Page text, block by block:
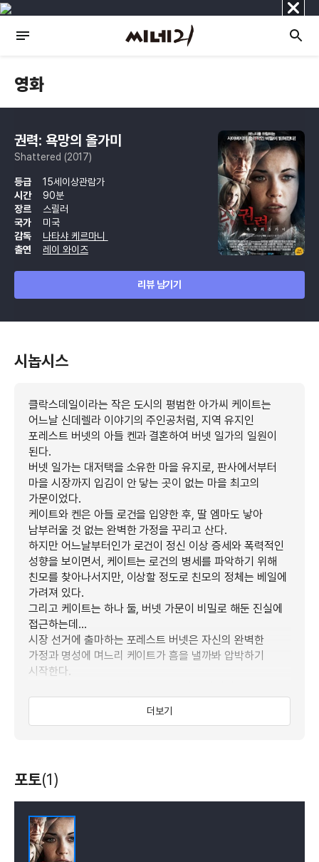
닫
기
영화
권력: 욕망의 올가미
Shattered (2017)
등급
15세이상관람가
시간
90분
장르
스릴러
국가
미국
감독
나타샤 케르마니
출연
레이 와이즈
리뷰 남기기
시놉시스
클락스데일이라는 작은 도시의 평범한 아가씨 케이트는
어느날 신데렐라 이야기의 주인공처럼, 지역 유지인
포레스트 버넷의 아들 켄과 결혼하여 버넷 일가의 일원이
된다.
버넷 일가는 대저택을 소유한 마을 유지로, 판사에서부터
마을 시장까지 입김이 안 닿는 곳이 없는 마을 최고의
가문이었다.
케이트와 켄은 아들 로건을 입양한 후, 딸 엠마도 낳아
남부러울 것 없는 완벽한 가정을 꾸리고 산다.
하지만 어느날부터인가 로건이 정신 이상 증세와 폭력적인
성향을 보이면서, 케이트는 로건의 병세를 파악하기 위해
친모를 찾아나서지만, 이상할 정도로 친모의 정체는 베일에
가려져 있다.
그리고 케이트는 하나 둘, 버넷 가문이 비밀로 해둔 진실에
접근하는데...
시장 선거에 출마하는 포레스트 버넷은 자신의 완벽한
가정과 명성에 며느리 케이트가 흠을 낼까봐 압박하기
시작한다.
케이트는 홀로 버넷 가문과 맞서싸울 결심을 한다.
더보기
포토(1)